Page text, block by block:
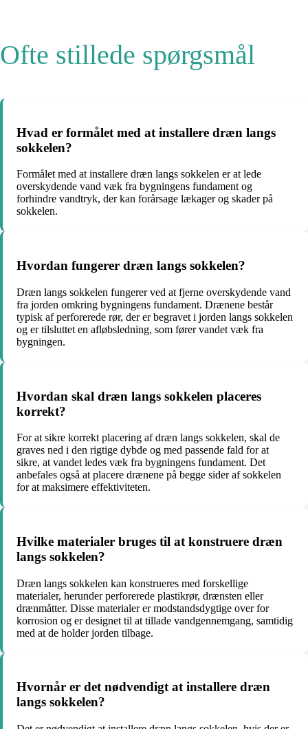
Ofte stillede spørgsmål
Hvad er formålet med at installere dræn langs
sokkelen?
Formålet med at installere dræn langs sokkelen er at lede
overskydende vand væk fra bygningens fundament og
forhindre vandtryk, der kan forårsage lækager og skader på
sokkelen.
Hvordan fungerer dræn langs sokkelen?
Dræn langs sokkelen fungerer ved at fjerne overskydende vand
fra jorden omkring bygningens fundament. Drænene består
typisk af perforerede rør, der er begravet i jorden langs sokkelen
og er tilsluttet en afløbsledning, som fører vandet væk fra
bygningen.
Hvordan skal dræn langs sokkelen placeres
korrekt?
For at sikre korrekt placering af dræn langs sokkelen, skal de
graves ned i den rigtige dybde og med passende fald for at
sikre, at vandet ledes væk fra bygningens fundament. Det
anbefales også at placere drænene på begge sider af sokkelen
for at maksimere effektiviteten.
Hvilke materialer bruges til at konstruere dræn
langs sokkelen?
Dræn langs sokkelen kan konstrueres med forskellige
materialer, herunder perforerede plastikrør, drænsten eller
drænmåtter. Disse materialer er modstandsdygtige over for
korrosion og er designet til at tillade vandgennemgang, samtidig
med at de holder jorden tilbage.
Hvornår er det nødvendigt at installere dræn
langs sokkelen?